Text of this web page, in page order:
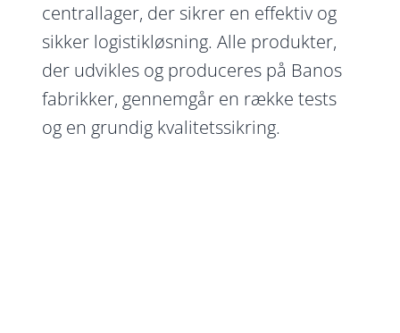
centrallager, der sikrer en effektiv og
sikker logistikløsning. Alle produkter,
der udvikles og produceres på Banos
fabrikker, gennemgår en række tests
og en grundig kvalitetssikring.